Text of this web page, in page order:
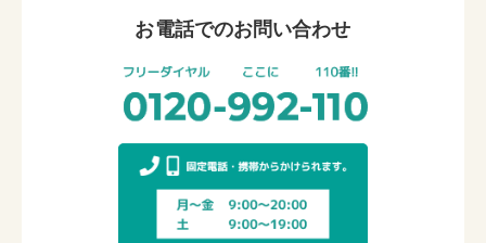
お電話でのお問い合わせ